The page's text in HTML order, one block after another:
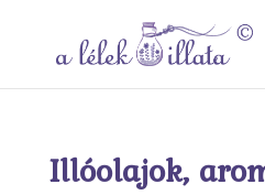
Illóolajok,